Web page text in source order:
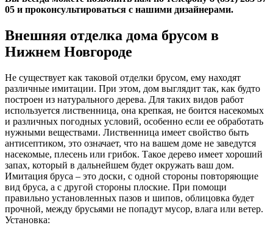
05 и проконсультироваться с нашими дизайнерами.
Внешняя отделка дома брусом в
Нижнем Новгороде
Не существует как таковой отделки брусом, ему находят
различные имитации. При этом, дом выглядит так, как будто
построен из натурального дерева. Для таких видов работ
используется лиственница, она крепкая, не боится насекомых
и различных погодных условий, особенно если ее обработать
нужными веществами. Лиственница имеет свойство быть
антисептиком, это означает, что на вашем доме не заведутся
насекомые, плесень или грибок. Такое дерево имеет хороший
запах, который в дальнейшем будет окружать ваш дом.
Имитация бруса – это доски, с одной стороны повторяющие
вид бруса, а с другой стороны плоские. При помощи
правильно установленных пазов и шипов, облицовка будет
прочной, между брусьями не попадут мусор, влага или ветер.
Установка: